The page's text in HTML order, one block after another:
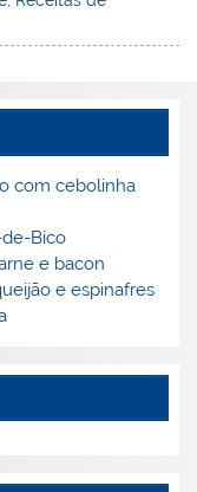
e
com cebolinha
Bico
e bacon
e espinafres